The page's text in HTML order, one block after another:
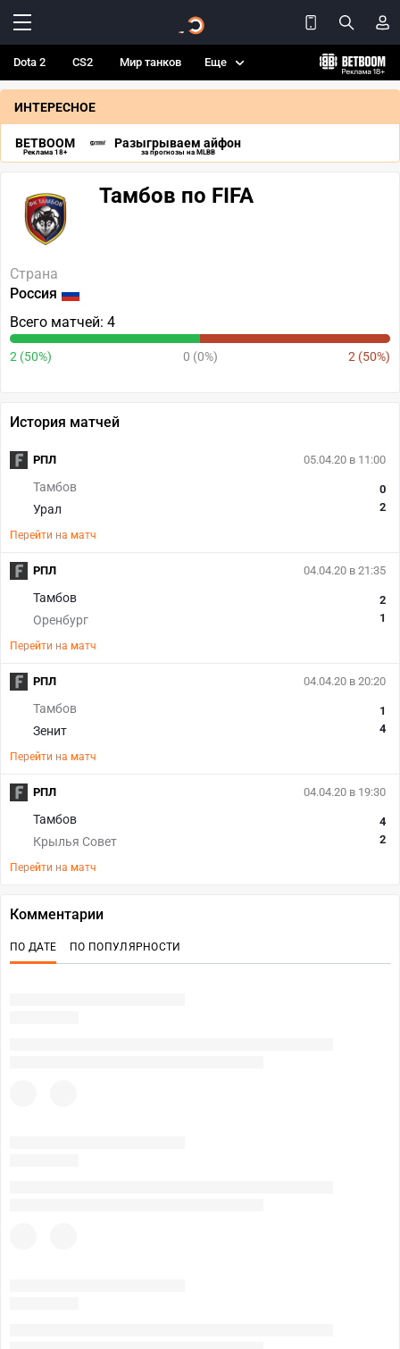
Dota 2 CS2 Мир танков Еще
ИНТЕРЕСНОЕ
BETBOOM
Реклама 18+
Разыгрываем айфон
за прогнозы на MLBB
Тамбов по FIFA
Страна
Россия
Всего матчей: 4
2 (50%) 0 (0%) 2 (50%)
История матчей
05.04.20 в 11:00
Тамбов
Урал
0
2
Перейти на матч
РПЛ
04.04.20 в 21:35
Тамбов
Оренбург
2
1
Перейти на матч
РПЛ
04.04.20 в 20:20
Тамбов
Зенит
1
4
Перейти на матч
РПЛ
04.04.20 в 19:30
Тамбов
Крылья Совет
4
2
Перейти на матч
РПЛ
Комментарии
ПО ДАТЕ ПО ПОПУЛЯРНОСТИ